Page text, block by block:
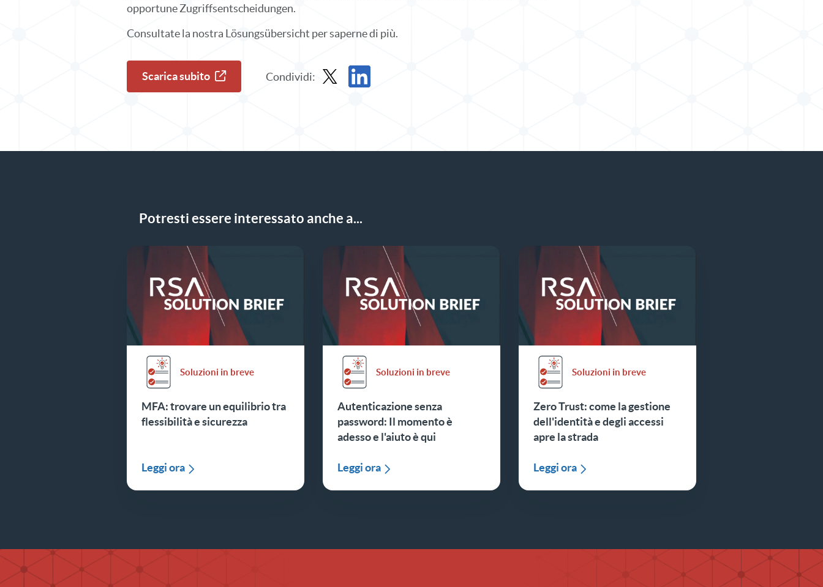
opportune Zugriffsentscheidungen.
Consultate la nostra Lösungsübersicht per saperne di più.
Scarica subito Condividi:
Potresti essere interessato anche a...
Soluzioni in breve
MFA: trovare un equilibrio tra
flessibilità e sicurezza
Leggi ora
Soluzioni in breve
Autenticazione senza
password: Il momento è
adesso e l'aiuto è qui
Leggi ora
Soluzioni in breve
Zero Trust: come la gestione
dell'identità e degli accessi
apre la strada
Leggi ora